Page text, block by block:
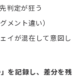
判定が狂う
メント違い）
イが混在して意図し
を記録し、差分を残